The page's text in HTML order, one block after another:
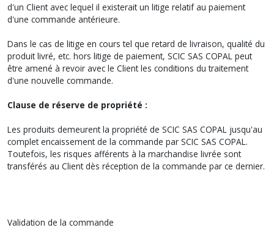
d'un Client avec lequel il existerait un litige relatif au paiement
d'une commande antérieure.
Dans le cas de litige en cours tel que retard de livraison, qualité du
produit livré, etc. hors litige de paiement, SCIC SAS COPAL peut
être amené à revoir avec le Client les conditions du traitement
d'une nouvelle commande.
Clause de réserve de propriété :
Les produits demeurent la propriété de SCIC SAS COPAL jusqu'au
complet encaissement de la commande par SCIC SAS COPAL.
Toutefois, les risques afférents à la marchandise livrée sont
transférés au Client dès réception de la commande par ce dernier.
Validation de la commande